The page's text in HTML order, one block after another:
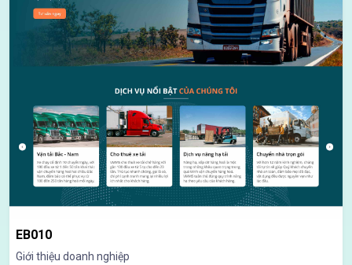
EB010
Giới thiệu doanh nghiệp